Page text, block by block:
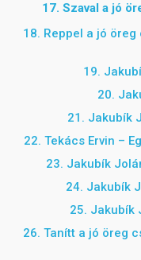
17. Szaval a jó
18. Reppel a jó
19.
20.
21. Jakubík
22. Tekács Ervin –
23. Jakubík
24. Jakubík
25. Jakubík
26. Tanítt a jó öreg